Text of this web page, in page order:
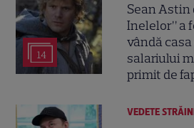
14
Sean Astin
Inelelor” a
vândă
salariului
primit de
VEDETE